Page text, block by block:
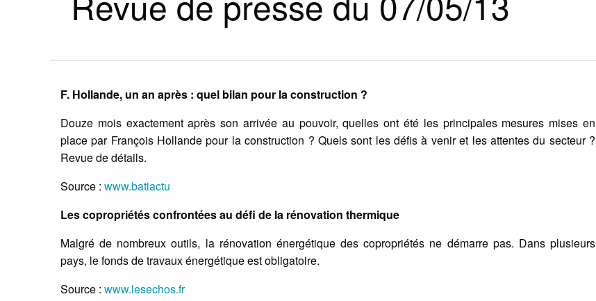
F. Hollande, un an après : quel bilan pour la construction ?
Douze mois exactement après son arrivée au pouvoir, quelles ont été les principales mesures mises en
place par François Hollande pour la construction ? Quels sont les défis à venir et les attentes du secteur ?
Revue de détails.
Source : www.batiactu
Les copropriétés confrontées au défi de la rénovation thermique
Malgré de nombreux outils, la rénovation énergétique des copropriétés ne démarre pas. Dans plusieurs
pays, le fonds de travaux énergétique est obligatoire.
Source : www.lesechos.fr